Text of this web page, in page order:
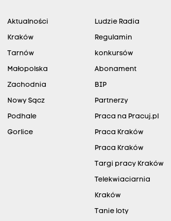
Aktualności
Kraków
Tarnów
Małopolska
Zachodnia
Nowy Sącz
Podhale
Gorlice
Ludzie Radia
Regulamin
konkursów
Abonament
BIP
Partnerzy
Praca na Pracuj.pl
Praca Kraków
Praca Kraków
Targi pracy Kraków
Telekwiaciarnia
Kraków
Tanie loty